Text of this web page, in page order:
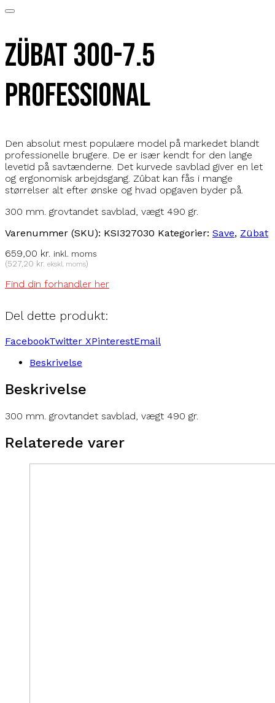
Zübat 300-7.5
Professional
Den absolut mest populære model på markedet blandt
professionelle brugere. De er især kendt for den lange
levetid på savtænderne. Det kurvede savblad giver en let
og ergonomisk arbejdsgang. Zûbat kan fås i mange
størrelser alt efter ønske og hvad opgaven byder på.
300 mm. grovtandet savblad, vægt 490 gr.
Varenummer (SKU): KSI327030 Kategorier: Save, Zübat
659,00 kr. inkl. moms
(527,20 kr. ekskl. moms)
Find din forhandler her
Del dette produkt:
FacebookTwitter XPinterestEmail
Beskrivelse
Beskrivelse
300 mm. grovtandet savblad, vægt 490 gr.
Relaterede varer